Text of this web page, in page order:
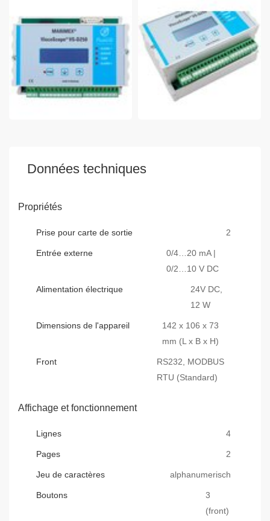
Données techniques
Propriétés
Prise pour carte de sortie 2
Entrée externe
0/4…20 mA |
0/2…10 V DC
Alimentation électrique
24V DC,
12 W
Dimensions de l'appareil
142 x 106 x 73
mm (L x B x H)
Front
RS232, MODBUS
RTU (Standard)
Affichage et fonctionnement
Lignes 4
Pages 2
Jeu de caractères alphanumerisch
Boutons
3
(front)